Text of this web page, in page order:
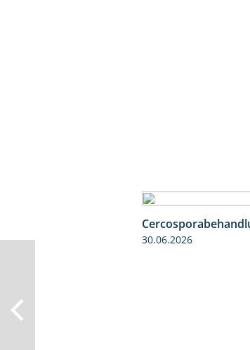
30.06.2026